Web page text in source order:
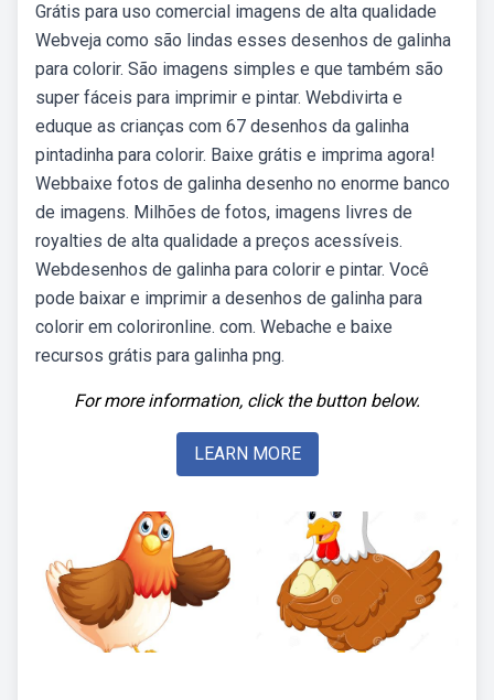
Grátis para uso comercial imagens de alta qualidade
Webveja como são lindas esses desenhos de galinha
para colorir. São imagens simples e que também são
super fáceis para imprimir e pintar. Webdivirta e
eduque as crianças com 67 desenhos da galinha
pintadinha para colorir. Baixe grátis e imprima agora!
Webbaixe fotos de galinha desenho no enorme banco
de imagens. Milhões de fotos, imagens livres de
royalties de alta qualidade a preços acessíveis.
Webdesenhos de galinha para colorir e pintar. Você
pode baixar e imprimir a desenhos de galinha para
colorir em colorironline. com. Webache e baixe
recursos grátis para galinha png.
For more information, click the button below.
LEARN MORE